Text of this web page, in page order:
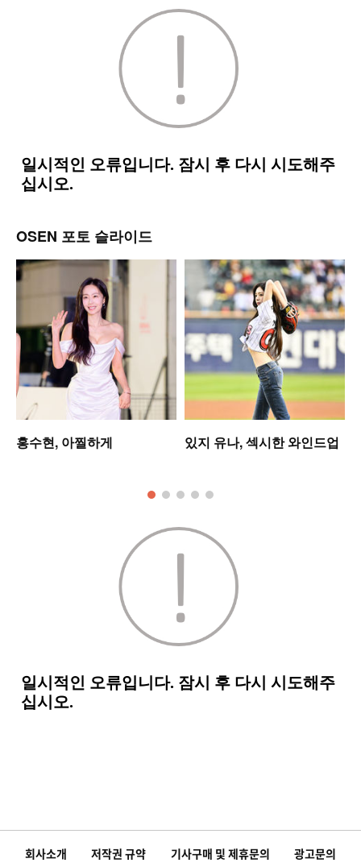
OSEN 포토 슬라이드
홍수현, 아찔하게 있지 유나, 섹시한 와인드업
회사소개 저작권 규약 기사구매 및 제휴문의 광고문의